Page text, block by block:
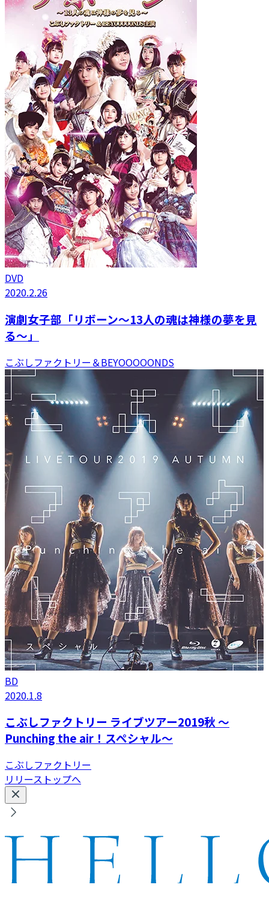
DVD
2020.2.26
演劇女子部「リボーン～13人の魂は神様の夢を見
る～」
こぶしファクトリー＆BEYOOOOONDS
BD
2020.1.8
こぶしファクトリー ライブツアー2019秋 ～
Punching the air！スペシャル～
こぶしファクトリー
リリーストップへ